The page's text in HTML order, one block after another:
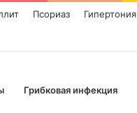
Псориаз Гипертония
Грибковая инфекция